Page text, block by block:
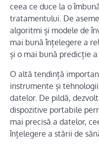
ceea ce duce la o
tratamentului. De
algoritmi și modele de
mai bună înțelegere a
și o mai bună predicție
O altă tendință
instrumente și
datelor. De pildă,
dispozitive portabile
mai precisă a datelor,
înțelegere a stării de